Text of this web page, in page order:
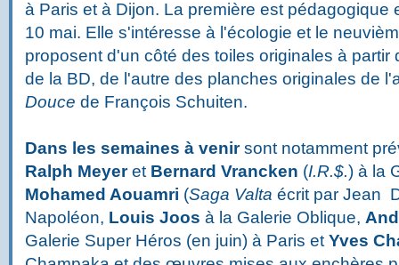
à Paris et à Dijon. La première est pédagogique
10 mai. Elle s'intéresse à l'écologie et le
proposent d'un côté des toiles originales à
de la BD, de l'autre des planches originales de
Douce de François Schuiten.
Dans les semaines à venirsont notamment
Ralph Meyeret Bernard Vrancken (I.R.$.) à la
Mohamed Aouamri (Saga Valta écrit par Jean
Napoléon, Louis Joos à la Galerie Oblique,
Galerie Super Héros (en juin) à Paris et Yves